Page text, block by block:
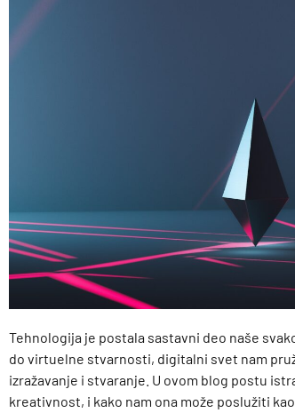
Tehnologija je postala sastavni deo naše
do virtuelne stvarnosti, digitalni svet nam
izražavanje i stvaranje. U ovom blog postu
kreativnost, i kako nam ona može poslužiti